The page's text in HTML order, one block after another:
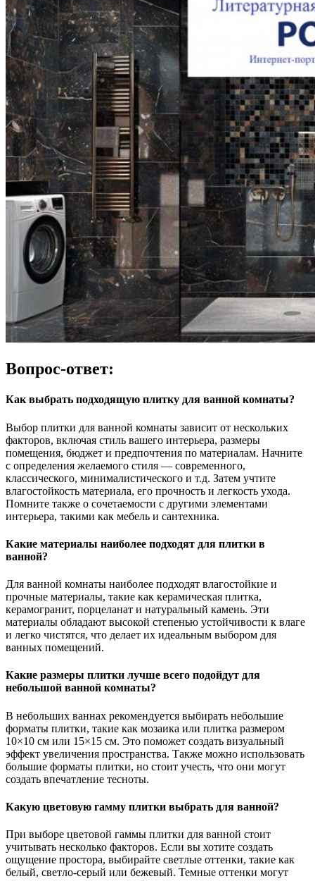
Вопрос-ответ:
Как выбрать подходящую плитку для ванной комнаты?
Выбор плитки для ванной комнаты зависит от нескольких
факторов, включая стиль вашего интерьера, размеры
помещения, бюджет и предпочтения по материалам. Начните
с определения желаемого стиля — современного,
классического, минималистического и т.д. Затем учтите
влагостойкость материала, его прочность и легкость ухода.
Помните также о сочетаемости с другими элементами
интерьера, такими как мебель и сантехника.
Какие материалы наиболее подходят для плитки в
ванной?
Для ванной комнаты наиболее подходят влагостойкие и
прочные материалы, такие как керамическая плитка,
керамогранит, порцеланат и натуральный камень. Эти
материалы обладают высокой степенью устойчивости к влаге
и легко чистятся, что делает их идеальным выбором для
ванных помещений.
Какие размеры плитки лучше всего подойдут для
небольшой ванной комнаты?
В небольших ваннах рекомендуется выбирать небольшие
форматы плитки, такие как мозаика или плитка размером
10×10 см или 15×15 см. Это поможет создать визуальный
эффект увеличения пространства. Также можно использовать
большие форматы плитки, но стоит учесть, что они могут
создать впечатление тесноты.
Какую цветовую гамму плитки выбрать для ванной?
При выборе цветовой гаммы плитки для ванной стоит
учитывать несколько факторов. Если вы хотите создать
ощущение простора, выбирайте светлые оттенки, такие как
белый, светло-серый или бежевый. Темные оттенки могут